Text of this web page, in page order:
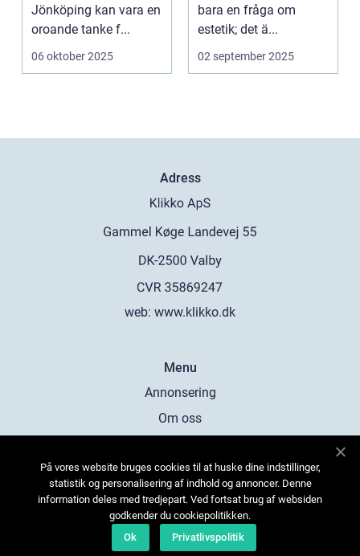
Jönköping kan vara en
oroande tanke f...
06 oktober 2025
bara en fråga om
estetik; det ä...
02 september 2025
Adress
web: www.klikko.dk
Menu
Annonsering
Om oss
Kontakta oss
Sitemap
På vores website bruges cookies til at huske dine indstillinger,
statistik og personalisering af indhold og annoncer. Denne
information deles med tredjepart. Ved fortsat brug af websiden
godkender du cookiepolitikken.
Ok
Privatlivspolitik